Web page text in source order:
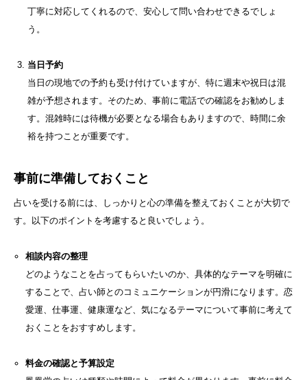
丁寧に対応してくれるので、安心して問い合わせできるでしょ
う。
当日予約
当日の現地での予約も受け付けていますが、特に週末や祝日は混
雑が予想されます。そのため、事前に電話での確認をお勧めしま
す。混雑時には待機が必要となる場合もありますので、時間に余
裕を持つことが重要です。
事前に準備しておくこと
占いを受ける前には、しっかりと心の準備を整えておくことが大切で
す。以下のポイントを考慮すると良いでしょう。
相談内容の整理
どのようなことを占ってもらいたいのか、具体的なテーマを明確に
することで、占い師とのコミュニケーションが円滑になります。恋
愛運、仕事運、健康運など、気になるテーマについて事前に考えて
おくことをおすすめします。
料金の確認と予算設定